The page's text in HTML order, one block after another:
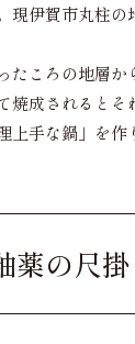
現伊賀市丸柱
ころの地層
焼成されると
手な鍋」を作
の尺掛